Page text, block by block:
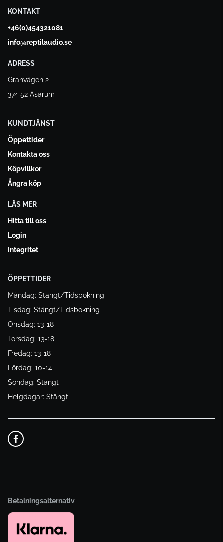
KONTAKT
+46(0)454321081
info@reptilaudio.se
ADRESS
Granvägen 2
374 52 Asarum
KUNDTJÄNST
Öppettider
Kontakta oss
Köpvillkor
Ångra köp
LÄS MER
Hitta till oss
Login
Integritet
ÖPPETTIDER
Måndag: Stängt/Tidsbokning
Tisdag: Stängt/Tidsbokning
Onsdag: 13-18
Torsdag: 13-18
Fredag: 13-18
Lördag: 10-14
Söndag: Stängt
Helgdagar: Stängt
Betalningsalternativ